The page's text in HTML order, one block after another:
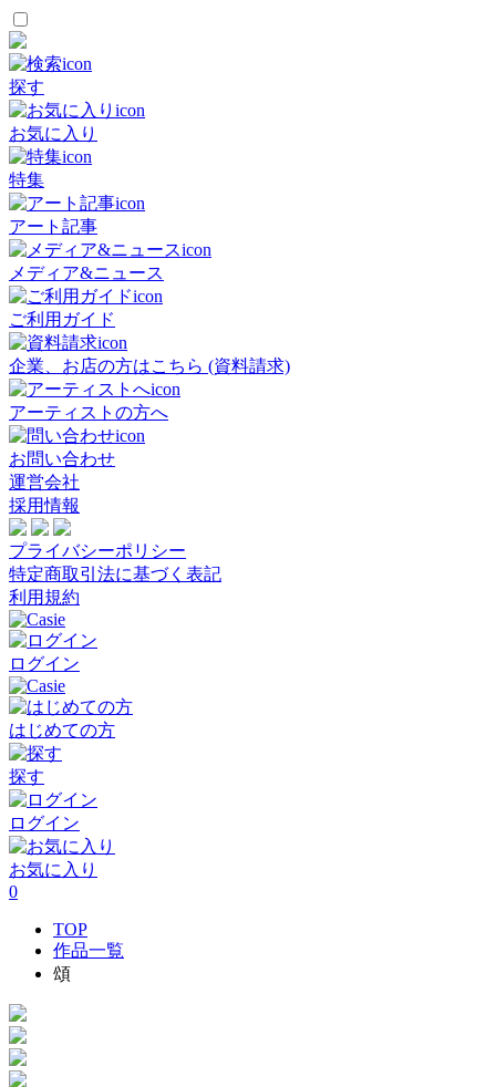
探す
お気に入り
特集
アート記事
メディア&ニュース
ご利用ガイド
企業、お店の方はこちら (資料請求)
アーティストの方へ
お問い合わせ
運営会社
採用情報
プライバシーポリシー
特定商取引法に基づく表記
利用規約
ログイン
はじめての方
探す
ログイン
お気に入り
0
TOP
作品一覧
頌